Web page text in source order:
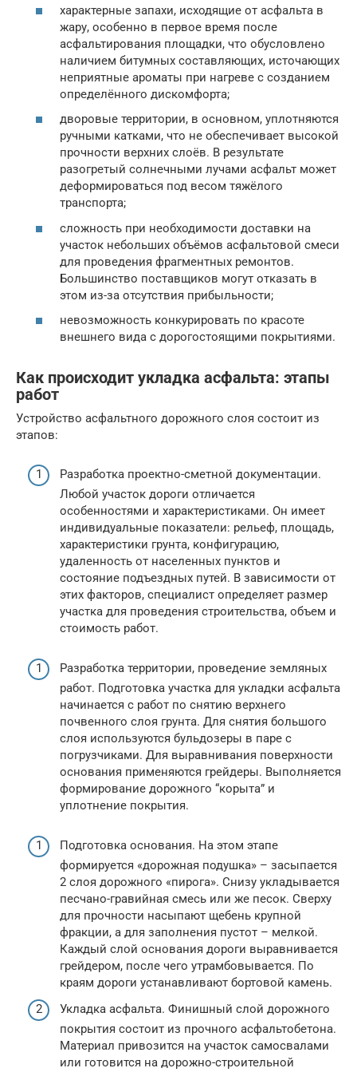
характерные запахи, исходящие от асфальта в
жару, особенно в первое время после
асфальтирования площадки, что обусловлено
наличием битумных составляющих, источающих
неприятные ароматы при нагреве с созданием
определённого дискомфорта;
дворовые территории, в основном, уплотняются
ручными катками, что не обеспечивает высокой
прочности верхних слоёв. В результате
разогретый солнечными лучами асфальт может
деформироваться под весом тяжёлого
транспорта;
сложность при необходимости доставки на
участок небольших объёмов асфальтовой смеси
для проведения фрагментных ремонтов.
Большинство поставщиков могут отказать в
этом из-за отсутствия прибыльности;
невозможность конкурировать по красоте
внешнего вида с дорогостоящими покрытиями.
Как происходит укладка асфальта: этапы
работ
Устройство асфальтного дорожного слоя состоит из
этапов:
Разработка проектно-сметной документации.
Любой участок дороги отличается
особенностями и характеристиками. Он имеет
индивидуальные показатели: рельеф, площадь,
характеристики грунта, конфигурацию,
удаленность от населенных пунктов и
состояние подъездных путей. В зависимости от
этих факторов, специалист определяет размер
участка для проведения строительства, объем и
стоимость работ.
Разработка территории, проведение земляных
работ. Подготовка участка для укладки асфальта
начинается с работ по снятию верхнего
почвенного слоя грунта. Для снятия большого
слоя используются бульдозеры в паре с
погрузчиками. Для выравнивания поверхности
основания применяются грейдеры. Выполняется
формирование дорожного “корыта” и
уплотнение покрытия.
Подготовка основания. На этом этапе
формируется «дорожная подушка» – засыпается
2 слоя дорожного «пирога». Снизу укладывается
песчано-гравийная смесь или же песок. Сверху
для прочности насыпают щебень крупной
фракции, а для заполнения пустот – мелкой.
Каждый слой основания дороги выравнивается
грейдером, после чего утрамбовывается. По
краям дороги устанавливают бортовой камень.
Укладка асфальта. Финишный слой дорожного
покрытия состоит из прочного асфальтобетона.
Материал привозится на участок самосвалами
или готовится на дорожно-строительной